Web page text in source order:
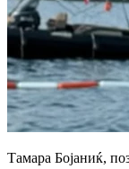
Тамара Бојаниќ,